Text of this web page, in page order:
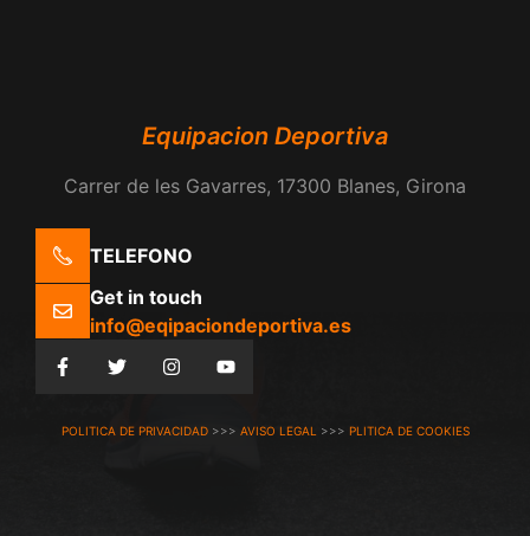
Equipacion Deportiva
Carrer de les Gavarres, 17300 Blanes, Girona
TELEFONO
Get in touch
info@eqipaciondeportiva.es
POLITICA DE PRIVACIDAD>>> AVISO LEGAL >>> PLITICA DE COOKIES